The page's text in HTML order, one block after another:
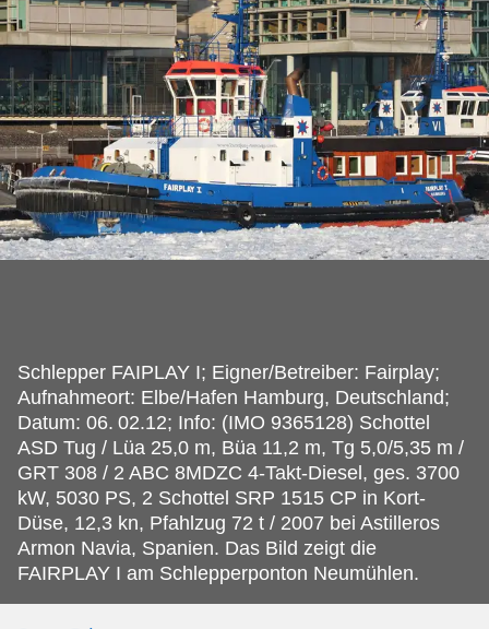
Schlepper FAIPLAY I; Eigner/Betreiber: Fairplay;
Aufnahmeort: Elbe/Hafen Hamburg, Deutschland;
Datum: 06. 02.12; Info: (IMO 9365128) Schottel
ASD Tug / Lüa 25,0 m, Büa 11,2 m, Tg 5,0/5,35 m /
GRT 308 / 2 ABC 8MDZC 4-Takt-Diesel, ges. 3700
kW, 5030 PS, 2 Schottel SRP 1515 CP in Kort-
Düse, 12,3 kn, Pfahlzug 72 t / 2007 bei Astilleros
Armon Navia, Spanien. Das Bild zeigt die
FAIRPLAY I am Schlepperponton Neumühlen.